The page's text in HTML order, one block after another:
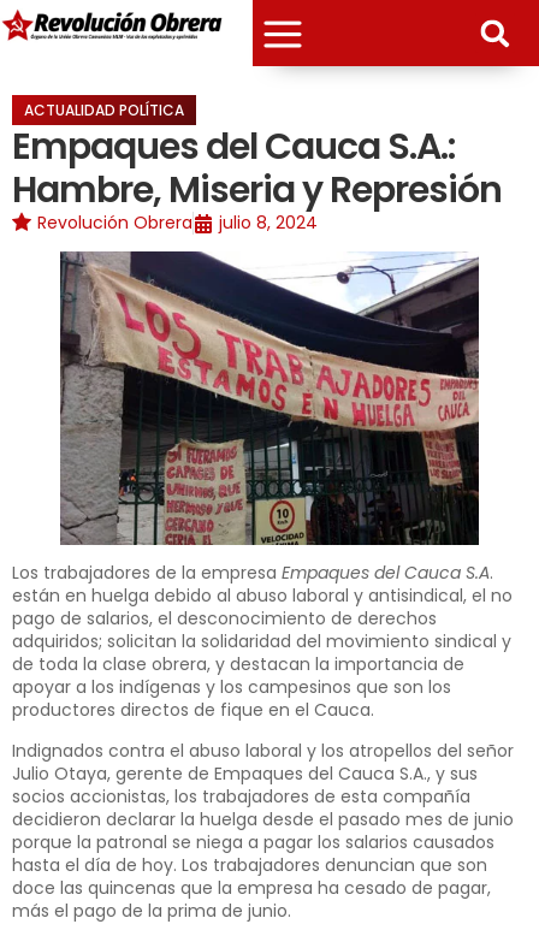
ACTUALIDAD POLÍTICA
Empaques del Cauca S.A.:
Hambre, Miseria y Represión
Revolución Obrera julio 8, 2024
Los trabajadores de la empresa Empaques del Cauca S.A.
están en huelga debido al abuso laboral y antisindical, el no
pago de salarios, el desconocimiento de derechos
adquiridos; solicitan la solidaridad del movimiento sindical y
de toda la clase obrera, y destacan la importancia de
apoyar a los indígenas y los campesinos que son los
productores directos de fique en el Cauca.
Indignados contra el abuso laboral y los atropellos del señor
Julio Otaya, gerente de Empaques del Cauca S.A., y sus
socios accionistas, los trabajadores de esta compañía
decidieron declarar la huelga desde el pasado mes de junio
porque la patronal se niega a pagar los salarios causados
hasta el día de hoy. Los trabajadores denuncian que son
doce las quincenas que la empresa ha cesado de pagar,
más el pago de la prima de junio.